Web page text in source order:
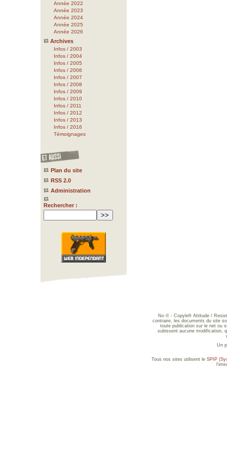
Année 2022
Année 2023
Année 2024
Année 2025
Année 2026
Archives
Infos / 2003
Infos / 2004
Infos / 2005
Infos / 2006
Infos / 2007
Infos / 2008
Infos / 2009
Infos / 2010
Infos / 2011
Infos / 2012
Infos / 2013
Infos / 2016
Témoignages
Plan du site
RSS 2.0
Administration
Rechercher :
No © - Copyleft Attitude /
contraire, les documents du site
toute publication sur le net ou
subissent aucune modification,
Un
Tous nos sites utilisent le SPIP